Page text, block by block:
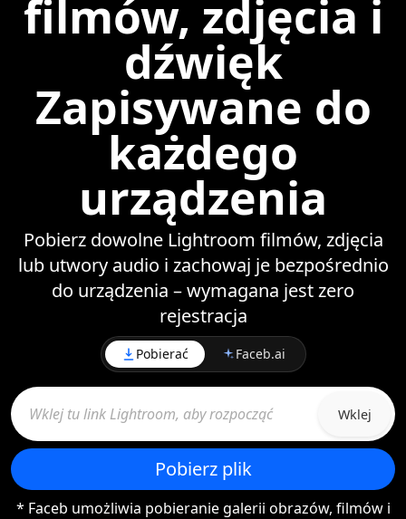
filmów, zdjęcia i
dźwięk
Zapisywane do
każdego
urządzenia
Pobierz dowolne Lightroom filmów, zdjęcia
lub utwory audio i zachowaj je bezpośrednio
do urządzenia – wymagana jest zero
rejestracja
Pobierać Faceb.ai
Wklej
Pobierz plik
* Faceb umożliwia pobieranie galerii obrazów, filmów i